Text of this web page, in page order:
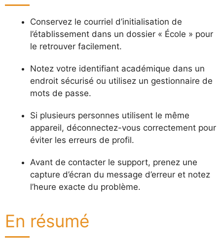
Conservez le courriel d’initialisation de
l’établissement dans un dossier « École » pour
le retrouver facilement.
Notez votre identifiant académique dans un
endroit sécurisé ou utilisez un gestionnaire de
mots de passe.
Si plusieurs personnes utilisent le même
appareil, déconnectez-vous correctement pour
éviter les erreurs de profil.
Avant de contacter le support, prenez une
capture d’écran du message d’erreur et notez
l’heure exacte du problème.
En résumé